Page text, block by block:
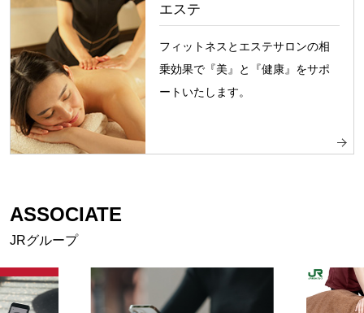
エステ
フィットネスとエステサロンの相
乗効果で『美』と『健康』をサポ
ートいたします。
ASSOCIATE
JRグループ